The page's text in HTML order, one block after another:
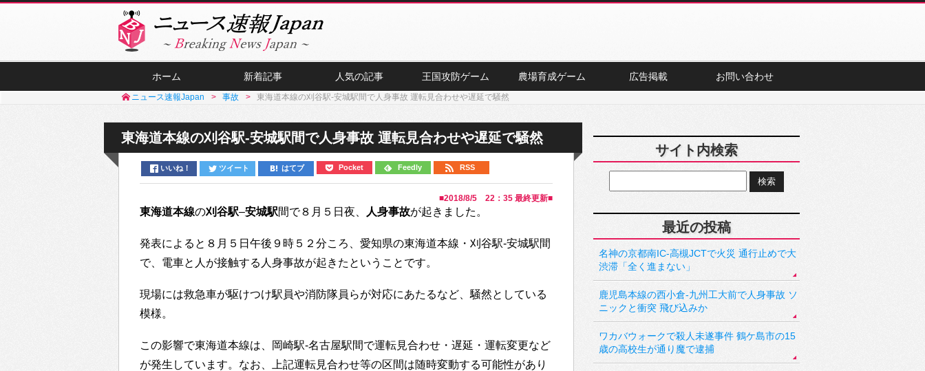
ホーム 新着記事 人気の記事 王国攻防ゲーム 農場育成ゲーム 広告掲載 お問い合わせ
ニュース速報Japan 事故 東海道本線の刈谷駅-安城駅間で人身事故 運転見合わせや遅延で騒然
東海道本線の刈谷駅-安城駅間で人身事故 運転見合わせや遅延で騒然
いいね！ ツイート はてブ Pocket Feedly RSS
■2018/8/5 22：35 最終更新■
東海道本線の刈谷駅–安城駅間で８月５日夜、 人身事故が起きました。
発表によると８月５日午後９時５２分ころ、愛知県の東海道本線・刈谷駅-安城駅間
で、電車と人が接触する人身事故が起きたということです。
現場には救急車が駆けつけ駅員や消防隊員らが対応にあたるなど、騒然としている
模様。
この影響で東海道本線は、岡崎駅-名古屋駅間で運転見合わせ・遅延・運転変更など
が発生しています。なお、上記運転見合わせ等の区間は随時変動する可能性があり
サイト内検索
最近の投稿
名神の京都南IC-高槻JCTで火災 通行止めで大
渋滞「全く進まない」
鹿児島本線の西小倉-九州工大前で人身事故 ソ
ニックと衝突 飛び込みか
ワカバウォークで殺人未遂事件 鶴ケ島市の15
歳の高校生が通り魔で逮捕